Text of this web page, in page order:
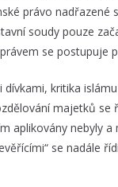
právo nadřazené
soudy pouze
se postupuje
kritika
majetků se
aplikovány nebyly
se nadále